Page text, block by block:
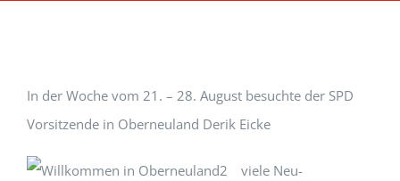
In der Woche vom 21. – 28. August besuchte der SPD
Vorsitzende in Oberneuland Derik Eicke
viele Neu-